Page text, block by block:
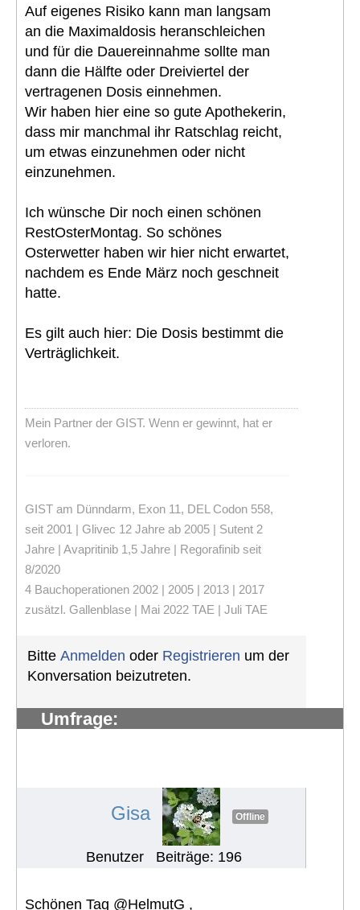
Auf eigenes Risiko kann man langsam
an die Maximaldosis heranschleichen
und für die Dauereinnahme sollte man
dann die Hälfte oder Dreiviertel der
vertragenen Dosis einnehmen.
Wir haben hier eine so gute Apothekerin,
dass mir manchmal ihr Ratschlag reicht,
um etwas einzunehmen oder nicht
einzunehmen.
Ich wünsche Dir noch einen schönen
RestOsterMontag. So schönes
Osterwetter haben wir hier nicht erwartet,
nachdem es Ende März noch geschneit
hatte.
Es gilt auch hier: Die Dosis bestimmt die
Verträglichkeit.
Mein Partner der GIST. Wenn er gewinnt, hat er
verloren.
GIST am Dünndarm, Exon 11, DEL Codon 558,
seit 2001 | Glivec 12 Jahre ab 2005 | Sutent 2
Jahre | Avapritinib 1,5 Jahre | Regorafinib seit
8/2020
4 Bauchoperationen 2002 | 2005 | 2013 | 2017
zusätzl. Gallenblase | Mai 2022 TAE | Juli TAE
Bitte Anmelden oder Registrieren um der
Konversation beizutreten.
Umfrage:
Gisa Offline
Benutzer Beiträge: 196
Schönen Tag @HelmutG ,